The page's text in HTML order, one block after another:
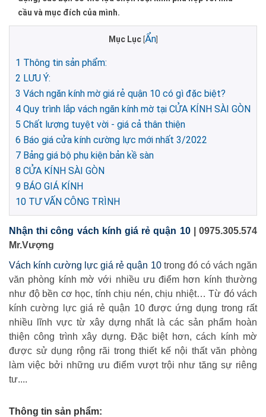
cầu và mục đích của mình.
Mục Lục Ẩn]
1 Thông tin sản phẩm:
2 LƯU Ý:
3 Vách ngăn kính mờ giá rẻ quận 10 có gì đặc biệt?
4 Quy trình lắp vách ngăn kính mờ tại CỬA KÍNH SÀI GÒN
5 Chất lượng tuyệt vời - giá cả thân thiện
6 Báo giá cửa kính cường lực mới nhất 3/2022
7 Bảng giá bộ phụ kiện bản kề sàn
8 CỬA KÍNH SÀI GÒN
9 BÁO GIÁ KÍNH
10 TƯ VẤN CÔNG TRÌNH
Nhận thi công vách kính giá rẻ quận 10| 0975.305.574
Mr.Vượng
Vách kính cường lực giá rẻ quận 10trong đó có vách ngăn
văn phòng kính mờ với nhiều ưu điểm hơn kính thường
như độ bền cơ học, tính chịu nén, chịu nhiệt… Từ đó vách
kính cường lực giá rẻ quận 10 được ứng dụng trong rất
nhiều lĩnh vực từ xây dựng nhất là các sản phẩm hoàn
thiện công trình xây dựng. Đặc biệt hơn, cách kính mờ
được sử dụng rộng rãi trong thiết kế nội thất văn phòng
làm việc bởi những ưu điểm vượt trội như tăng sự riêng
tư....
Thông tin sản phẩm: